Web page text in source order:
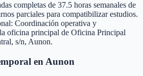
completas de 37.5 horas semanales de
parciales para compatibilizar estudios.
Coordinación operativa y
oficina principal de Oficina Principal
s/n, Aunon.
en Aunon